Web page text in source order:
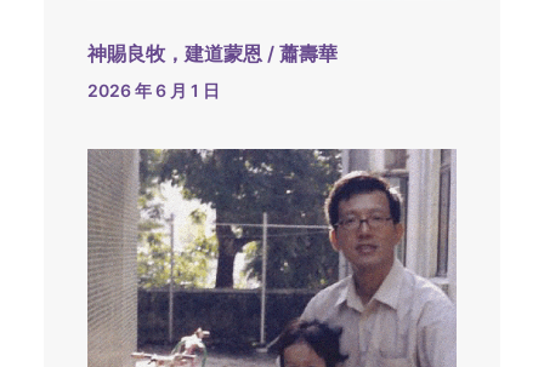
神賜良牧，建道蒙恩 / 蕭壽華
2026 年 6 月 1 日